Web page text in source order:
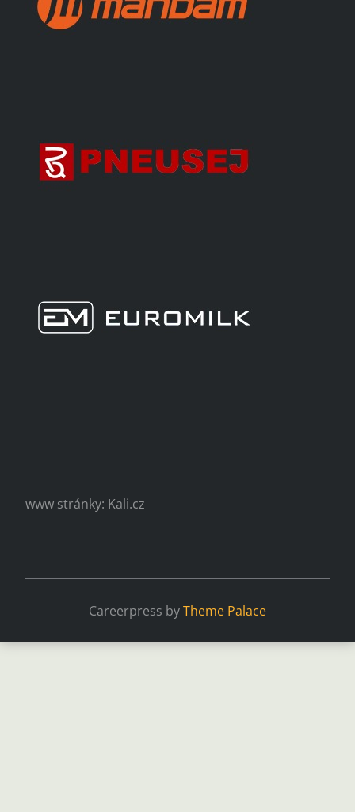
www stránky: Kali.cz
Careerpress byTheme Palace